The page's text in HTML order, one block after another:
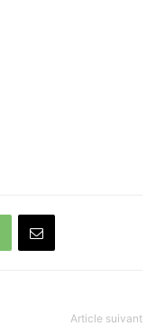
Article suivant